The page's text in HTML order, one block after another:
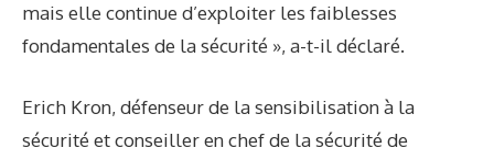
mais elle continue d’exploiter les faiblesses
fondamentales de la sécurité », a-t-il déclaré.
Erich Kron, défenseur de la sensibilisation à la
sécurité et conseiller en chef de la sécurité de